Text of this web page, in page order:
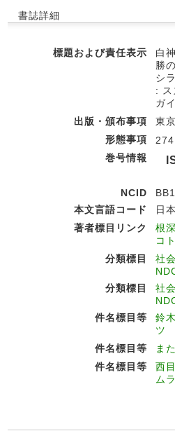
書誌詳細
標題および責任表示
白
勝
シ
: ス
ガイ
出版・頒布事項
東
形態事項
巻号情報
NCID
本文言語コード
日
著者標目リンク
根
コ
分類標目
社
分類標目
社
件名標目等
鈴
ツ
件名標目等
ま
件名標目等
西
ム